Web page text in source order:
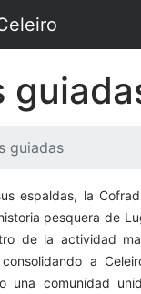
guiadas
espaldas, la
pesquera de
de la actividad
a
una comunidad